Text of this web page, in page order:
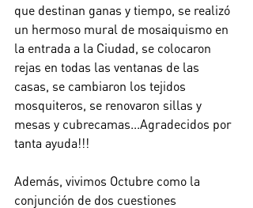
que destinan ganas y tiempo, se realizó
un hermoso mural de mosaiquismo en
la entrada a la Ciudad, se colocaron
rejas en todas las ventanas de las
casas, se cambiaron los tejidos
mosquiteros, se renovaron sillas y
mesas y cubrecamas...Agradecidos por
tanta ayuda!!!
Además, vivimos Octubre como la
conjunción de dos cuestiones